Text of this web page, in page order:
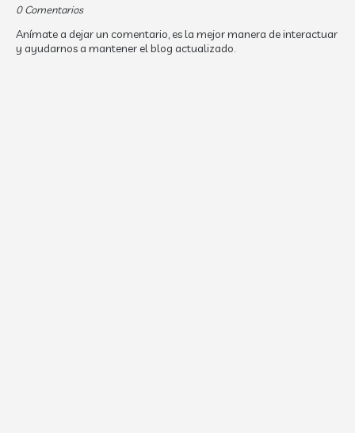
0 Comentarios
Anímate a dejar un comentario, es la mejor manera de interactuar
y ayudarnos a mantener el blog actualizado.